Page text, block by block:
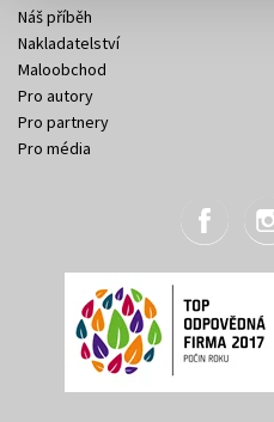
Náš příběh
Nakladatelství
Maloobchod
Pro autory
Pro partnery
Pro média